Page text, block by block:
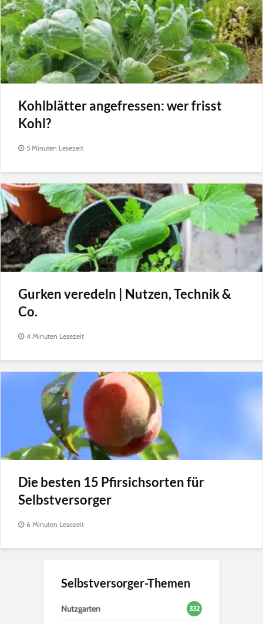
Kohlblätter angefressen: wer frisst
Kohl?
5 Minuten Lesezeit
Gurken veredeln | Nutzen, Technik &
Co.
4 Minuten Lesezeit
Die besten 15 Pfirsichsorten für
Selbstversorger
6 Minuten Lesezeit
Selbstversorger-Themen
Nutzgarten 332